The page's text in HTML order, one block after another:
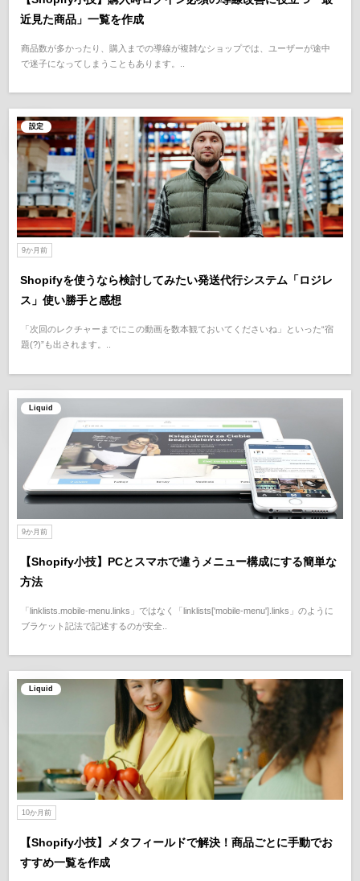
近見た商品」一覧を作成
商品数が多かったり、購入までの導線が複雑なショップでは、ユーザーが途中
で迷子になってしまうこともあります。..
設定
9か月前
Shopifyを使うなら検討してみたい発送代行システム「ロジレ
ス」使い勝手と感想
「次回のレクチャーまでにこの動画を数本観ておいてくださいね」といった“宿
題(?)”も出されます。..
Liquid
9か月前
【Shopify小技】PCとスマホで違うメニュー構成にする簡単な
方法
「linklists.mobile-menu.links」ではなく「linklists['mobile-menu'].links」のように
ブラケット記法で記述するのが安全..
Liquid
10か月前
【Shopify小技】メタフィールドで解決！商品ごとに手動でお
すすめ一覧を作成